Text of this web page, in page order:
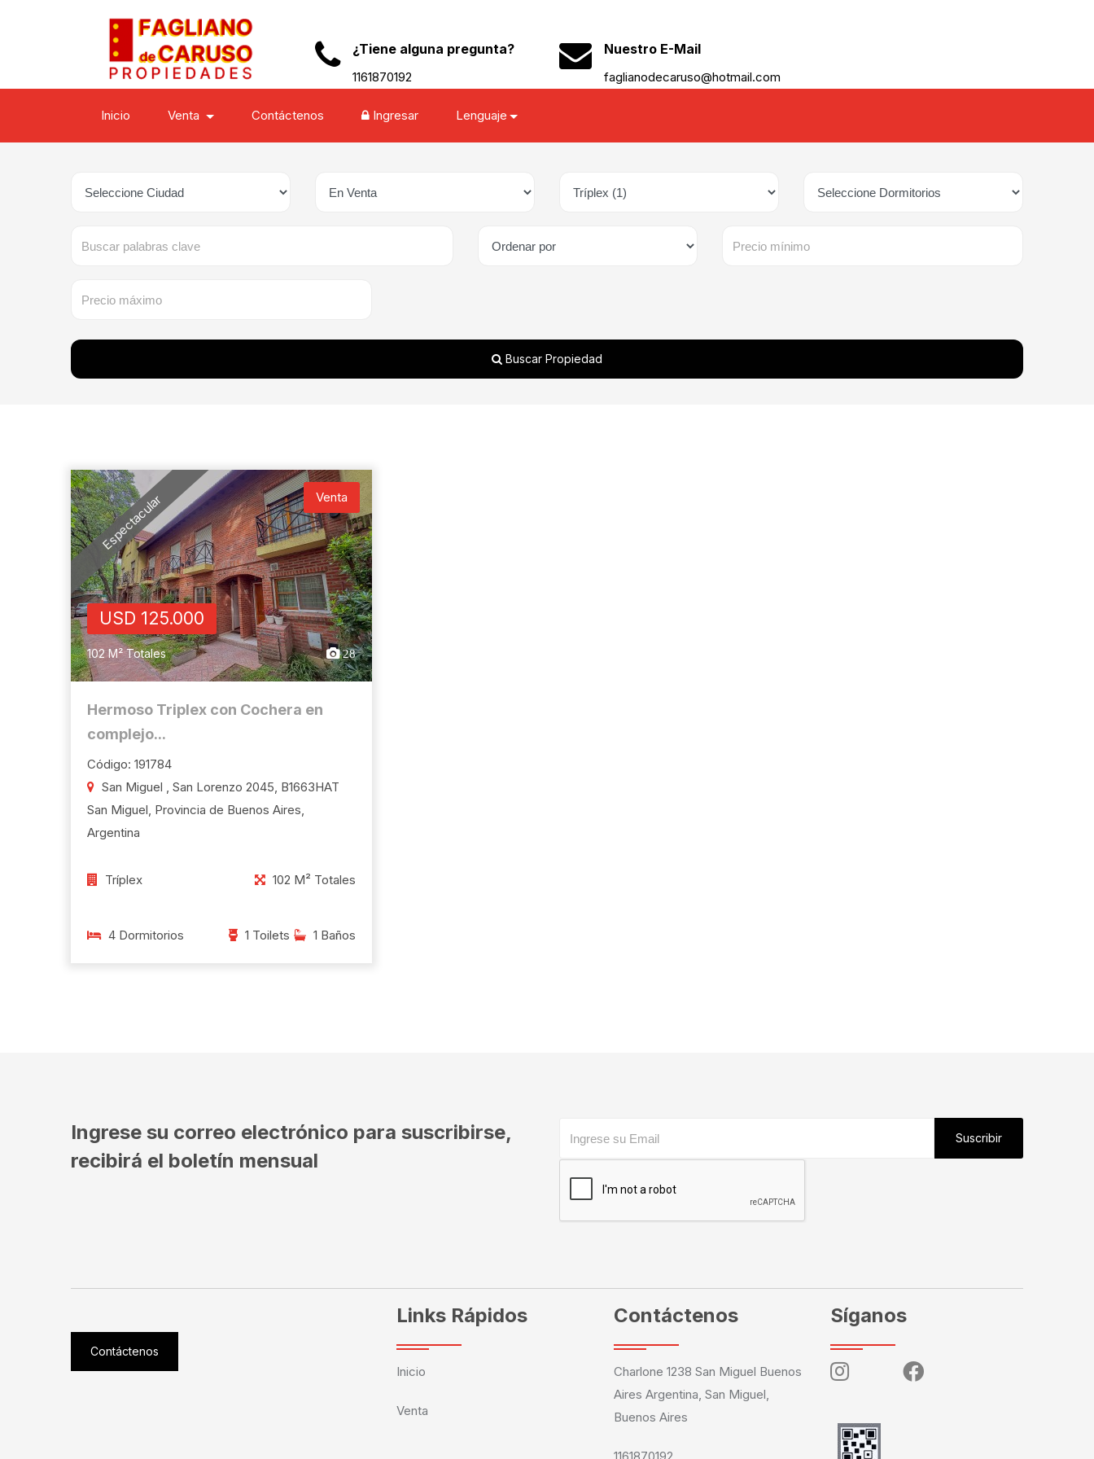
¿Tiene alguna pregunta?
1161870192
Nuestro E-Mail
faglianodecaruso@hotmail.com
Inicio Venta Contáctenos Ingresar Lenguaje
Buscar Propiedad
Espectacular Venta
USD 125.000
102 M² Totales 28
Hermoso Triplex con Cochera en
complejo...
Código: 191784
San Miguel , San Lorenzo 2045, B1663HAT
San Miguel, Provincia de Buenos Aires,
Argentina
Tríplex 102 M² Totales
4 Dormitorios 1 Baños
1 Toilets
Ingrese su correo electrónico para suscribirse,
recibirá el boletín mensual
Suscribir
Contáctenos
Links Rápidos
Inicio
Venta
Contáctenos
Charlone 1238 San Miguel Buenos
Aires Argentina, San Miguel,
Buenos Aires
Síganos